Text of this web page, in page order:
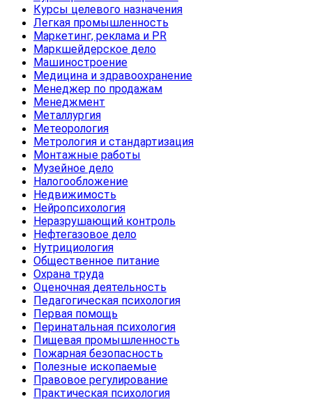
Курсы целевого назначения
Легкая промышленность
Маркетинг, реклама и PR
Маркшейдерское дело
Машиностроение
Медицина и здравоохранение
Менеджер по продажам
Менеджмент
Металлургия
Метеорология
Метрология и стандартизация
Монтажные работы
Музейное дело
Налогообложение
Недвижимость
Нейропсихология
Неразрушающий контроль
Нефтегазовое дело
Нутрициология
Общественное питание
Охрана труда
Оценочная деятельность
Педагогическая психология
Первая помощь
Перинатальная психология
Пищевая промышленность
Пожарная безопасность
Полезные ископаемые
Правовое регулирование
Практическая психология